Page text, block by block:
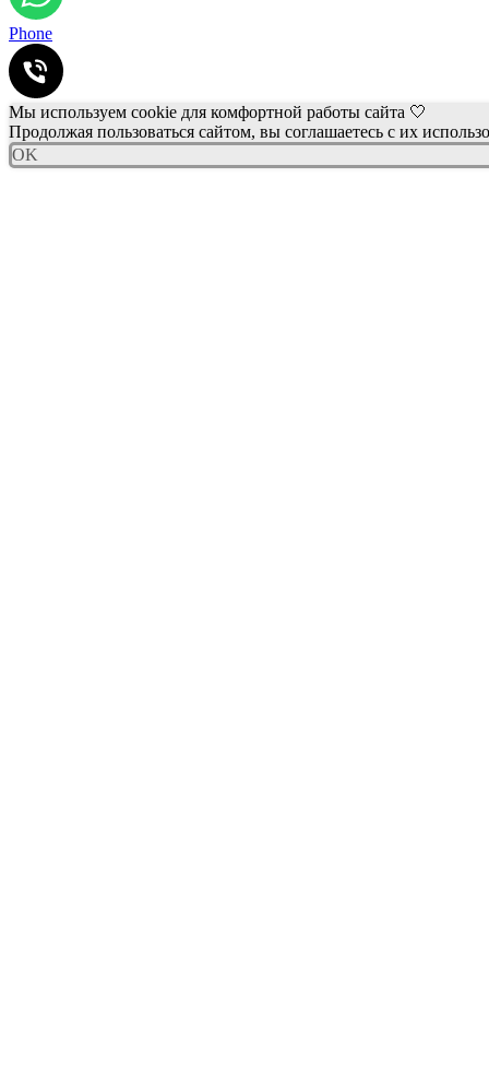
Phone
Мы используем cookie для комфортной работы сайта 🤍
Продолжая пользоваться сайтом, вы соглашаетесь с их
OK